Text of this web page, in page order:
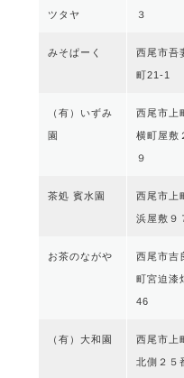
ツタヤ ３
みそぱーく 西尾市吾
町21-1
（有）いずみ
園
西尾市上
横町屋敷
９
茶処 賓水園 西尾市上
浜屋敷９
お茶のながや 西尾市吉
町宮迫漆
46
（有）大和園 西尾市上
北側２５